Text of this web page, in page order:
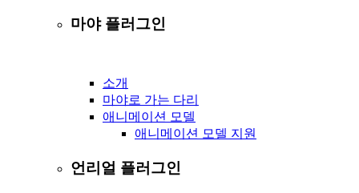
마야 플러그인
소개
마야로 가는 다리
애니메이션 모델
애니메이션 모델 지원
언리얼 플러그인